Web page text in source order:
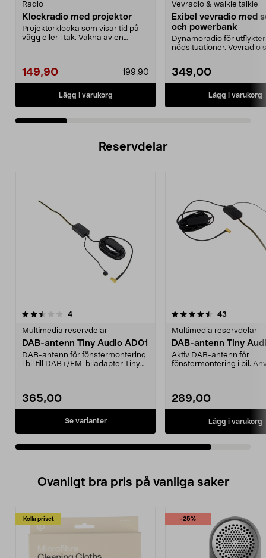
Radio
Klockradio med projektor
Projektorklocka som visar tid på
vägg eller i tak. Vakna av en
149,90 199,90
Lägg i varukorg
Vevradio & walkie talkie
Exibel vevradio med
och powerbank
Dynamoradio för
nödsituationer. Vevradio
349,00
Lägg i varukorg
Reservdelar
4recensioner
Multimedia reservdelar
DAB-antenn Tiny Audio AD01
DAB-antenn för fönstermontering
i bil till DAB+/FM-biladapter Tiny
365,00
Se varianter
4.5av 5 stjärnor 43
Multimedia reservdelar
DAB-antenn Tiny
Aktiv DAB-antenn för
fönstermontering i bil.
289,00
Lägg i varukorg
Ovanligt bra pris på vanliga saker
Kolla priset -25%